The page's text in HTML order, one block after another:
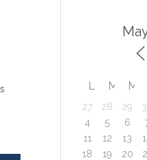
L M M
27 28 29
4
5 6
11
12 13
18
19 20